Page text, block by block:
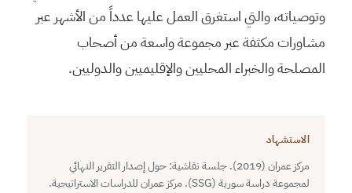
وتوصياته، والتي استغرق العمل عليها عدداً من الأشهر عبر
مشاورات مكثفة عبر مجموعة واسعة من أصحاب
المصلحة والخبراء المحليين والإقليميين والدوليين.
الاستشهاد
مركز عمران (2019). جلسة نقاشية: حول إصدار التقرير النهائي
لمجموعة دراسة سورية (SSG). مركز عمران للدراسات الاستراتيجية.